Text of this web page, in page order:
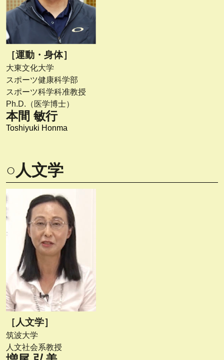
［運動・身体］
大東文化大学
スポーツ健康科学部
スポーツ科学科准教授
Ph.D.（医学博士）
本間 敏行
Toshiyuki Honma
○人文学
［人文学］
筑波大学
人文社会系教授